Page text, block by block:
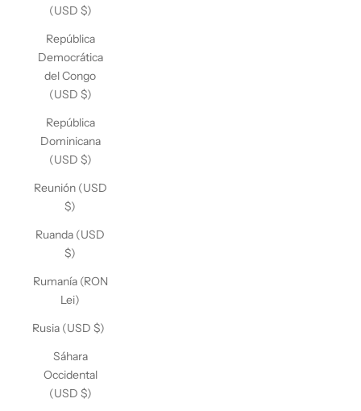
(USD $)
República
Democrática
del Congo
(USD $)
República
Dominicana
(USD $)
Reunión (USD
$)
Ruanda (USD
$)
Rumanía (RON
Lei)
Rusia (USD $)
Sáhara
Occidental
(USD $)